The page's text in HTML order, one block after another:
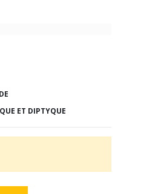
ET DIPTYQUE